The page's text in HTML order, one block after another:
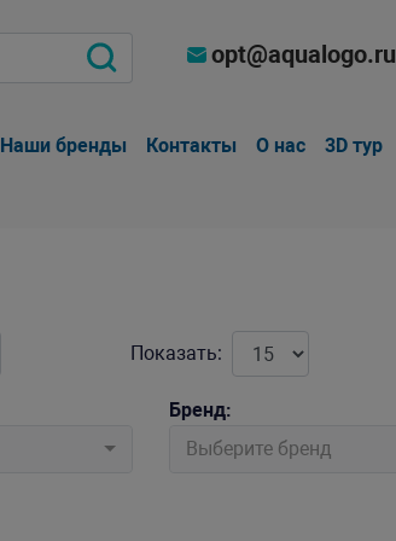
opt@aqualogo.ru
Наши бренды Контакты О нас 3D тур
Показать:
Бренд:
Выберите бренд